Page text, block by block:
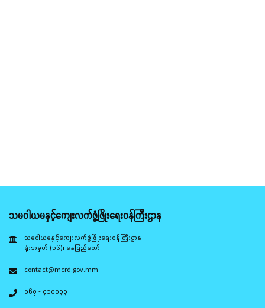
သမဝါယမနှင့်ကျေးလက်ဖွံ့ဖြိုးရေးဝန်ကြီးဌာန
သမဝါယမနှင့်ကျေးလက်ဖွံ့ဖြိုးရေးဝန်ကြီးဌာန ၊
ရုံးအမှတ် (၁၆)၊ နေပြည်တော်
contact@mcrd.gov.mm
၀၆၇ - ၄၁၀၀၃၃